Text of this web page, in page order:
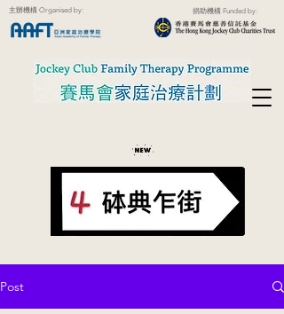
主辦機構 Organised by: 捐助機構 Funded by:
Post